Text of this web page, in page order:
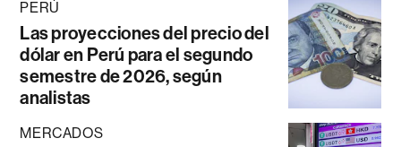
PERÚ
Las proyecciones del precio del
dólar en Perú para el segundo
semestre de 2026, según
analistas
MERCADOS